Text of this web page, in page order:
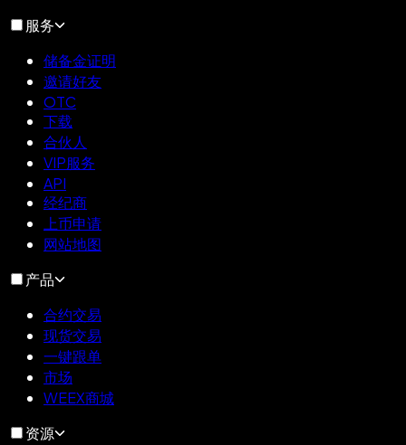
服务
储备金证明
邀请好友
OTC
下载
合伙人
VIP服务
API
经纪商
上币申请
网站地图
产品
合约交易
现货交易
一键跟单
市场
WEEX商城
资源